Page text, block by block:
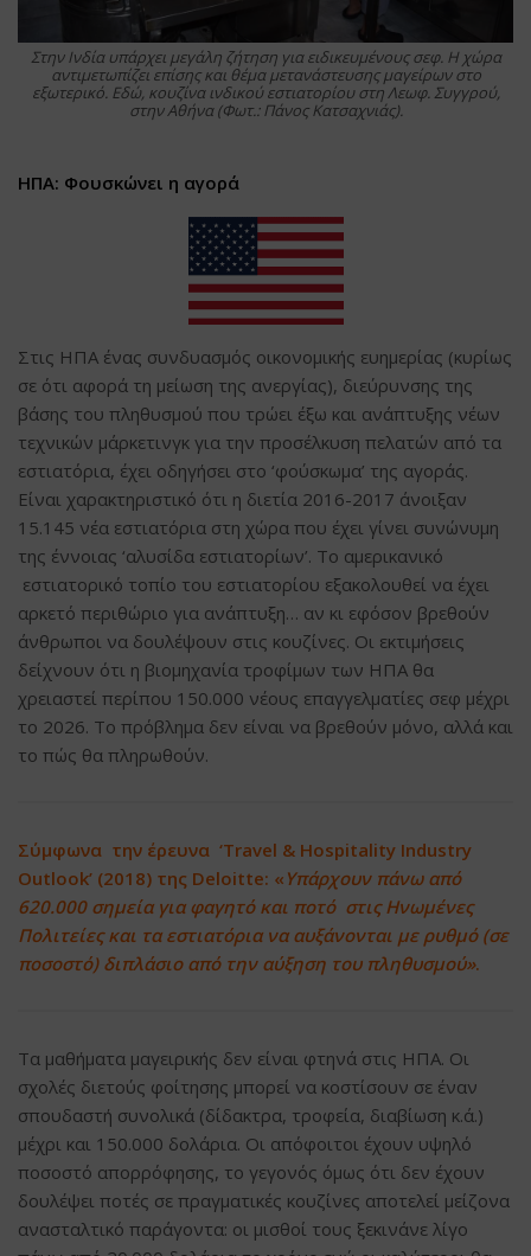
Στην Ινδία υπάρχει μεγάλη ζήτηση για ειδικευμένους σεφ. Η χώρα
αντιμετωπίζει επίσης και θέμα μετανάστευσης μαγείρων στο
εξωτερικό. Εδώ, κουζίνα ινδικού εστιατορίου στη Λεωφ. Συγγρού,
στην Αθήνα (Φωτ.: Πάνος Κατσαχνιάς).
ΗΠΑ: Φουσκώνει η αγορά
Στις ΗΠΑ ένας συνδυασμός οικονομικής ευημερίας (κυρίως
σε ότι αφορά τη μείωση της ανεργίας), διεύρυνσης της
βάσης του πληθυσμού που τρώει έξω και ανάπτυξης νέων
τεχνικών μάρκετινγκ για την προσέλκυση πελατών από τα
εστιατόρια, έχει οδηγήσει στο ‘φούσκωμα’ της αγοράς.
Είναι χαρακτηριστικό ότι η διετία 2016-2017 άνοιξαν
15.145 νέα εστιατόρια στη χώρα που έχει γίνει συνώνυμη
της έννοιας ‘αλυσίδα εστιατορίων’. Το αμερικανικό
εστιατορικό τοπίο του εστιατορίου εξακολουθεί να έχει
αρκετό περιθώριο για ανάπτυξη… αν κι εφόσον βρεθούν
άνθρωποι να δουλέψουν στις κουζίνες. Οι εκτιμήσεις
δείχνουν ότι η βιομηχανία τροφίμων των ΗΠΑ θα
χρειαστεί περίπου 150.000 νέους επαγγελματίες σεφ μέχρι
το 2026. Το πρόβλημα δεν είναι να βρεθούν μόνο, αλλά και
το πώς θα πληρωθούν.
Σύμφωνα την έρευνα ‘Travel & Hospitality Industry
Outlook’ (2018) της Deloitte: « Υπάρχουν πάνω από
620.000 σημεία για φαγητό και ποτό στις Ηνωμένες
Πολιτείες και τα εστιατόρια να αυξάνονται με ρυθμό (σε
ποσοστό) διπλάσιο από την αύξηση του πληθυσμού».
Τα μαθήματα μαγειρικής δεν είναι φτηνά στις ΗΠΑ. Οι
σχολές διετούς φοίτησης μπορεί να κοστίσουν σε έναν
σπουδαστή συνολικά (δίδακτρα, τροφεία, διαβίωση κ.ά.)
μέχρι και 150.000 δολάρια. Οι απόφοιτοι έχουν υψηλό
ποσοστό απορρόφησης, το γεγονός όμως ότι δεν έχουν
δουλέψει ποτές σε πραγματικές κουζίνες αποτελεί μείζονα
ανασταλτικό παράγοντα: οι μισθοί τους ξεκινάνε λίγο